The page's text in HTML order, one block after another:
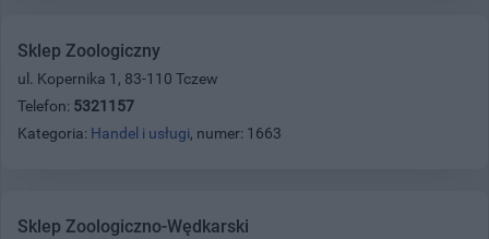
Sklep Zoologiczny
ul. Kopernika 1, 83-110 Tczew
Telefon: 5321157
Kategoria: Handel i usługi, numer: 1663
Sklep Zoologiczno-Wędkarski